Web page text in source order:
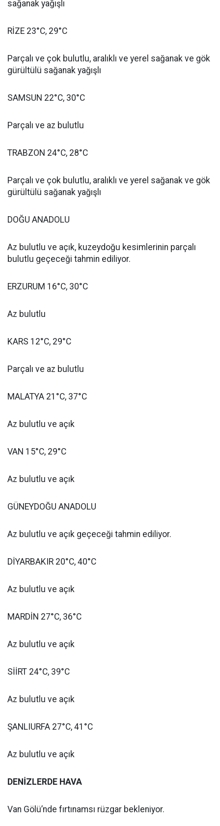
sağanak yağışlı
RİZE 23°C, 29°C
Parçalı ve çok bulutlu, aralıklı ve yerel sağanak ve gök
gürültülü sağanak yağışlı
SAMSUN 22°C, 30°C
Parçalı ve az bulutlu
TRABZON 24°C, 28°C
Parçalı ve çok bulutlu, aralıklı ve yerel sağanak ve gök
gürültülü sağanak yağışlı
DOĞU ANADOLU
Az bulutlu ve açık, kuzeydoğu kesimlerinin parçalı
bulutlu geçeceği tahmin ediliyor.
ERZURUM 16°C, 30°C
Az bulutlu
KARS 12°C, 29°C
Parçalı ve az bulutlu
MALATYA 21°C, 37°C
Az bulutlu ve açık
VAN 15°C, 29°C
Az bulutlu ve açık
GÜNEYDOĞU ANADOLU
Az bulutlu ve açık geçeceği tahmin ediliyor.
DİYARBAKIR 20°C, 40°C
Az bulutlu ve açık
MARDİN 27°C, 36°C
Az bulutlu ve açık
SİİRT 24°C, 39°C
Az bulutlu ve açık
ŞANLIURFA 27°C, 41°C
Az bulutlu ve açık
DENİZLERDE HAVA
Van Gölü’nde fırtınamsı rüzgar bekleniyor.